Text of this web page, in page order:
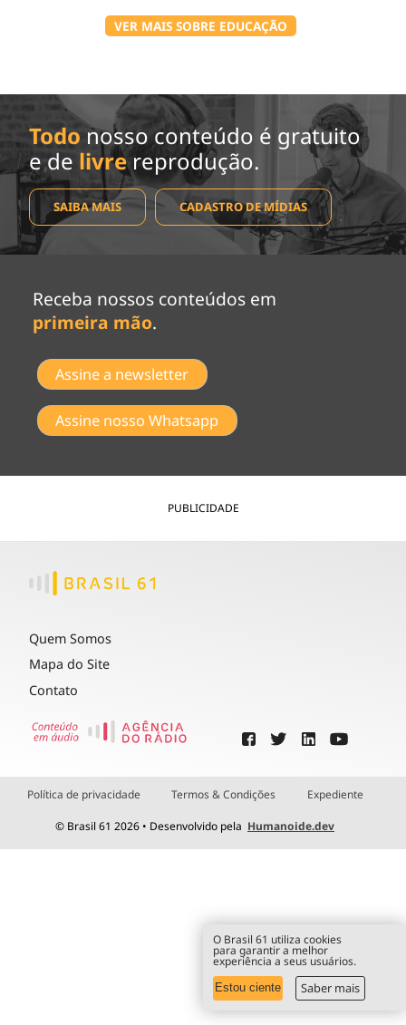
VER MAIS SOBRE EDUCAÇÃO
Todo nosso conteúdo é gratuito
e de livrereprodução.
SAIBA MAIS CADASTRO DE MÍDIAS
Receba nossos conteúdos em
primeira mão.
Assine a newsletter
Assine nosso Whatsapp
PUBLICIDADE
Quem Somos
Mapa do Site
Contato
Política de privacidade Termos & Condições Expediente
© Brasil 61 2026 • Desenvolvido pela Humanoide.dev
O Brasil 61 utiliza cookies
para garantir a melhor
experiência a seus usuários.
Estou ciente Saber mais